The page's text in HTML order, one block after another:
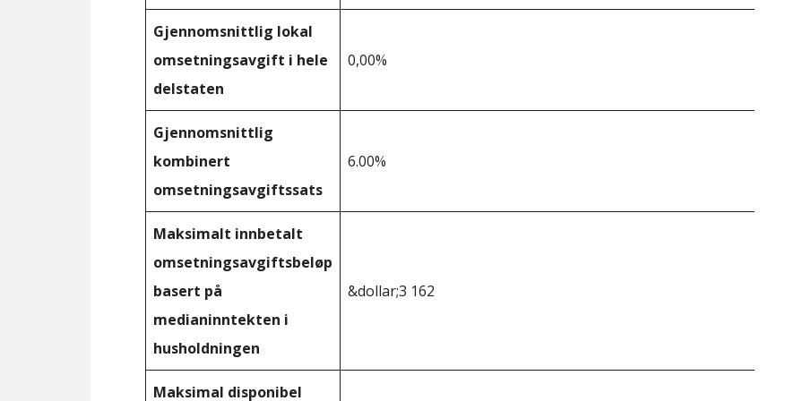
Gjennomsnittlig lokal
omsetningsavgift i hele
delstaten
0,00%
Gjennomsnittlig
kombinert
omsetningsavgiftssats
6.00%
Maksimalt innbetalt
omsetningsavgiftsbeløp
basert på
medianinntekten i
husholdningen
&dollar;3 162
Maksimal disponibel